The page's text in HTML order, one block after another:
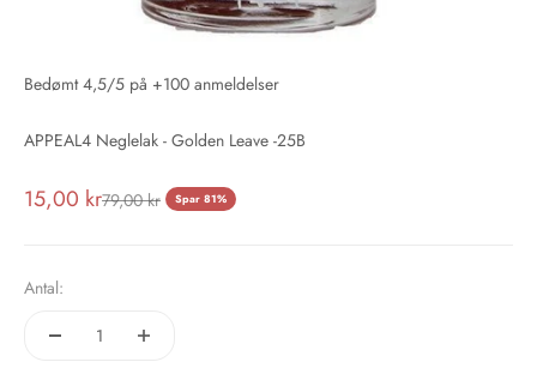
Bedømt 4,5/5 på +100 anmeldelser
APPEAL4 Neglelak - Golden Leave -25B
Salgspris
15,00 krNormalpris
79,00 kr Spar 81%
Antal: